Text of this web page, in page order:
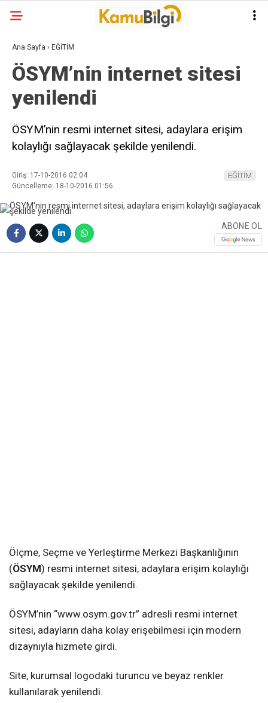
Ana Sayfa › EĞİTİM
ÖSYM’nin internet sitesi
yenilendi
ÖSYM’nin resmi internet sitesi, adaylara erişim
kolaylığı sağlayacak şekilde yenilendi.
Giriş: 17-10-2016 02:04
Güncelleme: 18-10-2016 01:56
EĞİTİM
ABONE OL
Ölçme, Seçme ve Yerleştirme Merkezi Başkanlığının
(ÖSYM) resmi internet sitesi, adaylara erişim kolaylığı
sağlayacak şekilde yenilendi.
ÖSYM’nin “www.osym.gov.tr” adresli resmi internet
sitesi, adayların daha kolay erişebilmesi için modern
dizaynıyla hizmete girdi.
Site, kurumsal logodaki turuncu ve beyaz renkler
kullanılarak yenilendi.